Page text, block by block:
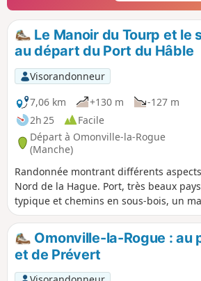
arrivée panoramique.
Le Manoir du Tourp et le
au départ du Port du Hâble
Visorandonneur
7,06 km
+130 m
-127 m
2h 25
Facile
Départ à Omonville-la-Rogue
(Manche)
Randonnée montrant différents
Nord de la Hague. Port, très beaux
typique et chemins en sous-bois, un
ancienne ferme seigneuriale au XVIe
Omonville-la-Rogue : au
et de Prévert